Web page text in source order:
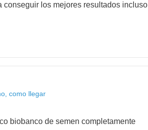
conseguir los mejores resultados incluso
como llegar
biobanco de semen completamente